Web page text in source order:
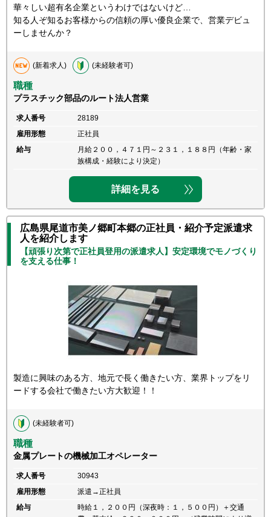
華々しい超有名企業というわけではないけど…
知る人ぞ知るお客様からの信頼の厚い優良企業で、営業デビュ
ーしませんか？
(新着求人) (未経験者可)
職種
プラスチック部品のルート法人営業
求人番号
28189
雇用形態
正社員
給与
月給２００，４７１円～２３１，１８８円（年齢・家
族構成・経験により決定）
詳細を見る
広島県尾道市美ノ郷町本郷の正社員・紹介予定派遣求
人を紹介します
【頑張り次第で正社員登用の派遣求人】安定環境でモノづくり
を支える仕事！
製造に興味のある方、地元で長く働きたい方、業界トップをリ
ードする会社で働きたい方大歓迎！！
(未経験者可)
職種
金属プレートの機械加工オペレーター
求人番号
30943
雇用形態
派遣→正社員
給与
時給１，２００円（深夜時：１，５００円）＋交通